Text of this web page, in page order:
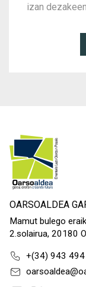
izan
OARSOALDEA
Mamut bulego
2.solairua, 20180
+(34) 943 494